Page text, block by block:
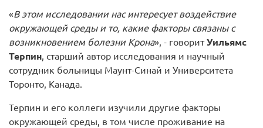
«В этом исследовании нас интересует воздействие
окружающей среды и то, какие факторы связаны с
возникновением болезни Крона», - говоритУильямс
Терпин, старший автор исследования и научный
сотрудник больницы Маунт-Синай и Университета
Торонто, Канада.
Терпин и его коллеги изучили другие факторы
окружающей среды, в том числе проживание на